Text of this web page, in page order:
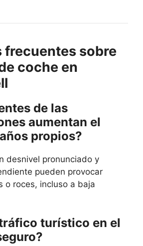
frecuentes sobre
coche en
de las
aumentan el
propios?
desnivel pronunciado y
pueden provocar
o roces, incluso a baja
turístico en el